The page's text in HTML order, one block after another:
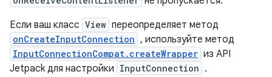
Если ваш класс View переопределяет метод
onCreateInputConnection , используйте метод
InputConnectionCompat.createWrapper из API
Jetpack для настройки InputConnection .